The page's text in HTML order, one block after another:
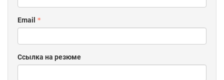
Email
Ссылка на резюме